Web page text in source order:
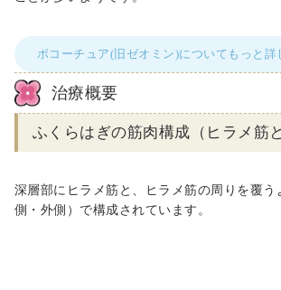
ボコーチュア(旧ゼオミン)についてもっと詳
治療概要
ふくらはぎの筋肉構成（ヒラメ筋
深層部にヒラメ筋と、ヒラメ筋の周りを覆う
側・外側）で構成されています。